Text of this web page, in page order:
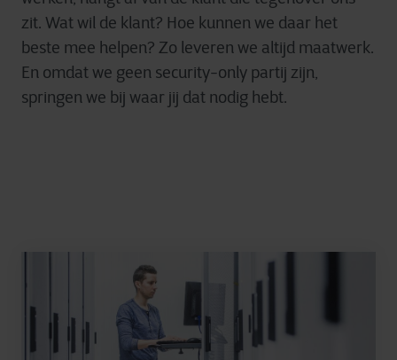
zit. Wat wil de klant? Hoe kunnen we daar het
beste mee helpen? Zo leveren we altijd maatwerk.
En omdat we geen security-only partij zijn,
springen we bij waar jij dat nodig hebt.